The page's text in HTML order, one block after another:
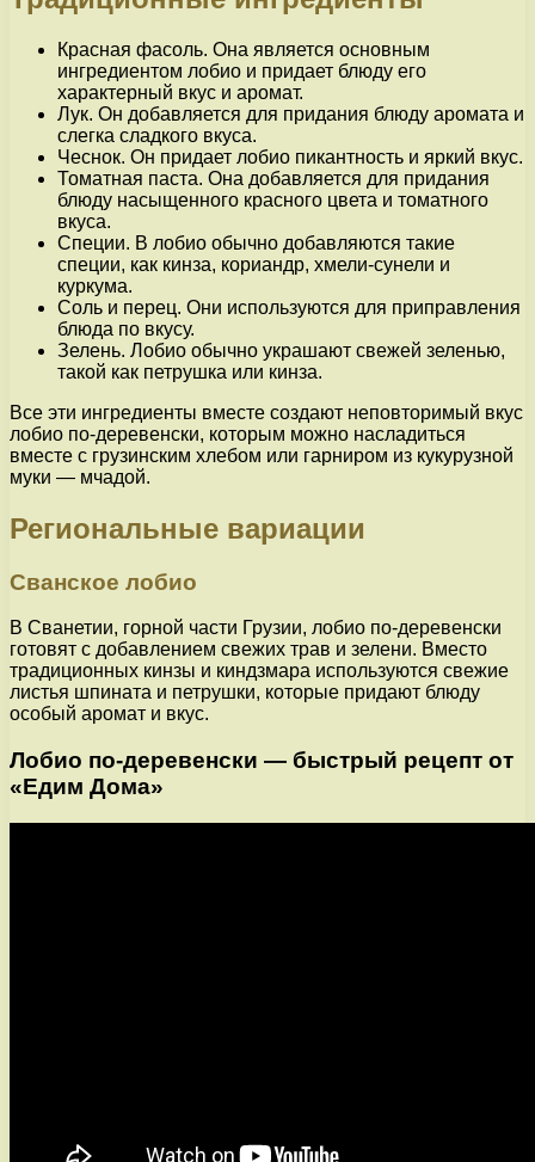
Красная фасоль. Она является основным
ингредиентом лобио и придает блюду его
характерный вкус и аромат.
Лук. Он добавляется для придания блюду аромата и
слегка сладкого вкуса.
Чеснок. Он придает лобио пикантность и яркий вкус.
Томатная паста. Она добавляется для придания
блюду насыщенного красного цвета и томатного
вкуса.
Специи. В лобио обычно добавляются такие
специи, как кинза, кориандр, хмели-сунели и
куркума.
Соль и перец. Они используются для приправления
блюда по вкусу.
Зелень. Лобио обычно украшают свежей зеленью,
такой как петрушка или кинза.
Все эти ингредиенты вместе создают неповторимый вкус
лобио по-деревенски, которым можно насладиться
вместе с грузинским хлебом или гарниром из кукурузной
муки — мчадой.
Региональные вариации
Сванское лобио
В Сванетии, горной части Грузии, лобио по-деревенски
готовят с добавлением свежих трав и зелени. Вместо
традиционных кинзы и киндзмара используются свежие
листья шпината и петрушки, которые придают блюду
особый аромат и вкус.
Лобио по-деревенски — быстрый рецепт от
«Едим Дома»